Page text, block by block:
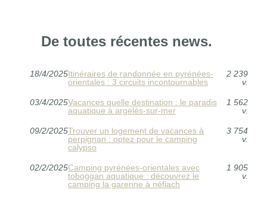
De toutes récentes news.
18/4/2025Itinéraires de randonnée en pyrénées-
orientales : 3 circuits incontournables
2 239
v.
03/4/2025Vacances quelle destination : le paradis
aquatique à argelès-sur-mer
1 562
v.
09/2/2025Trouver un logement de vacances à
perpignan : optez pour le camping
calypso
3 754
v.
02/2/2025Camping pyrénées-orientales avec
toboggan aquatique : découvrez le
camping la garenne à néfiach
1 905
v.